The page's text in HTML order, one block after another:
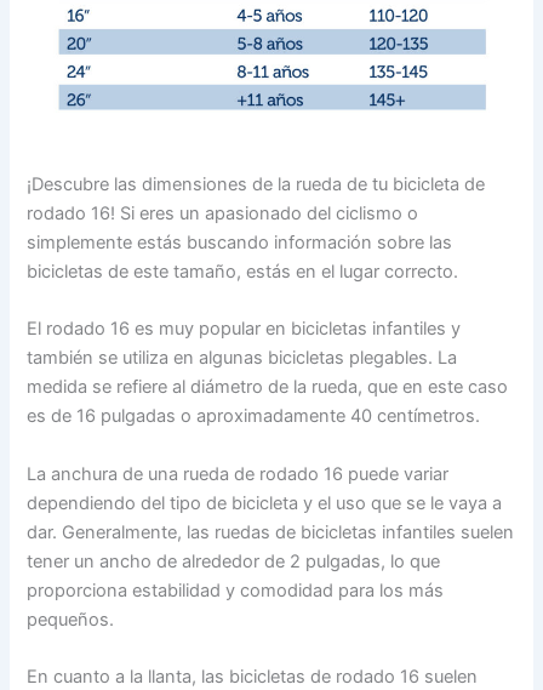
¡Descubre las dimensiones de la rueda de tu bicicleta de
rodado 16! Si eres un apasionado del ciclismo o
simplemente estás buscando información sobre las
bicicletas de este tamaño, estás en el lugar correcto.
El rodado 16 es muy popular en bicicletas infantiles y
también se utiliza en algunas bicicletas plegables. La
medida se refiere al diámetro de la rueda, que en este caso
es de 16 pulgadas o aproximadamente 40 centímetros.
La anchura de una rueda de rodado 16 puede variar
dependiendo del tipo de bicicleta y el uso que se le vaya a
dar. Generalmente, las ruedas de bicicletas infantiles suelen
tener un ancho de alrededor de 2 pulgadas, lo que
proporciona estabilidad y comodidad para los más
pequeños.
En cuanto a la llanta, las bicicletas de rodado 16 suelen